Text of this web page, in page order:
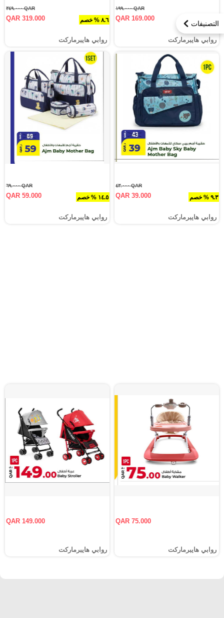
التصنيفات
١٥.١ % خصم
QAR ١٩٩.٠٠٠
QAR 169.000
روابي هايبرماركت
٨.٦ % خصم
QAR ٣٤٩.٠٠٠
QAR 319.000
روابي هايبرماركت
٩.٣ % خصم
QAR ٤٣.٠٠٠
QAR 39.000
روابي هايبرماركت
١٤.٥ % خصم
QAR ٦٩.٠٠٠
QAR 59.000
روابي هايبرماركت
QAR 75.000
روابي هايبرماركت
QAR 149.000
روابي هايبرماركت